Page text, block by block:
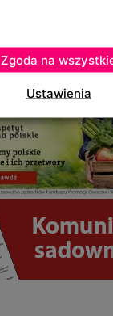
Ustawienia
Zgoda na